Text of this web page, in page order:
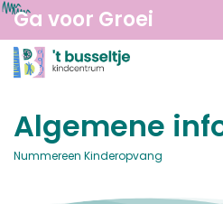
Ga voor Groei
Algemene
Nummereen Kinderopvang